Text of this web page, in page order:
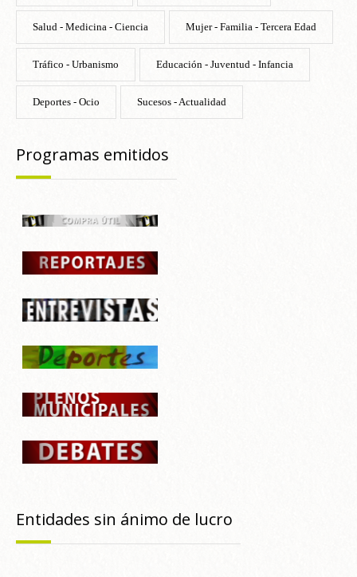
Salud - Medicina - Ciencia Mujer - Familia - Tercera Edad
Tráfico - Urbanismo Educación - Juventud - Infancia
Deportes - Ocio Sucesos - Actualidad
Programas emitidos
Entidades sin ánimo de lucro